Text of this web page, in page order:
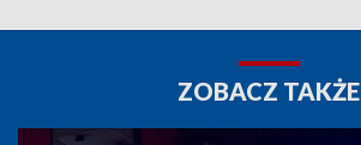
ZOBACZ TAKŻE